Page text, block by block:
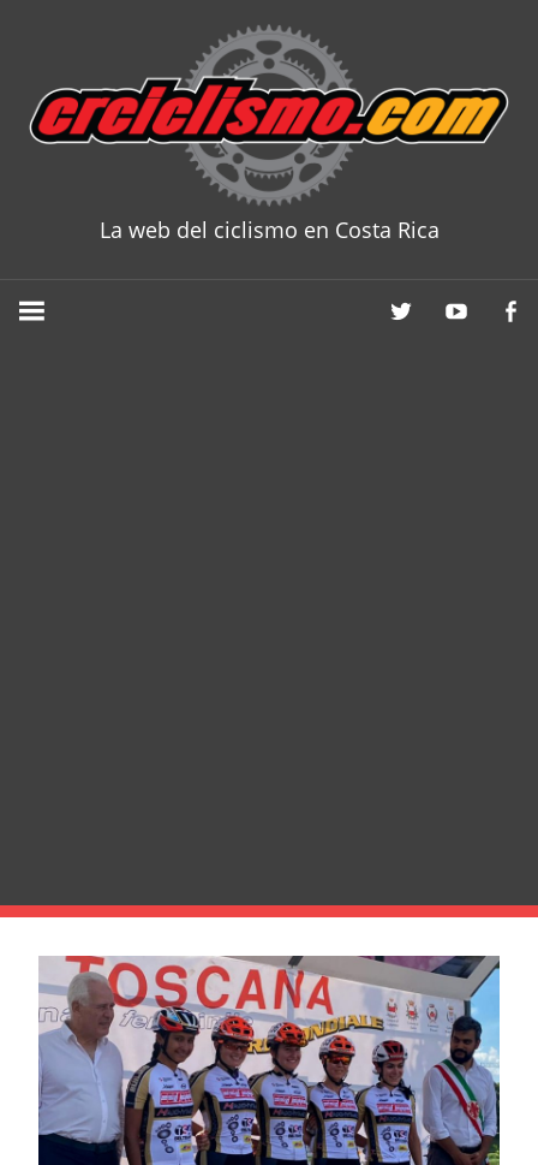
content
La web del ciclismo en Costa Rica